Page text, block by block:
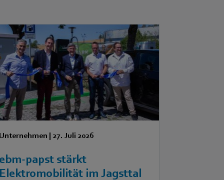
Unternehmen | 27. Juli 2026
ebm‑papst stärkt
Elektromobilität im Jagsttal